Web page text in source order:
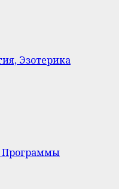
Эзотерика
Программы